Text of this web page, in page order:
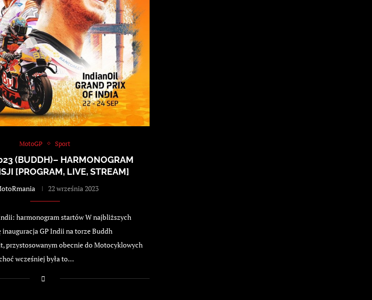
MotoGP Sport
(BUDDH)– HARMONOGRAM
[PROGRAM, LIVE, STREAM]
22 września 2023
harmonogram startów W najbliższych
GP Indii na torze Buddh
przystosowanym obecnie do Motocyklowych
wcześniej była to…